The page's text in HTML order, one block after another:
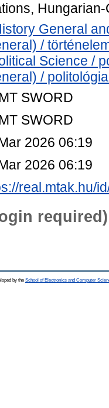
General
/
Science /
/
SWORD
SWORD
2026 06:19
2026 06:19
real.mtak.hu/
required)
by the School of Electronics and Computer